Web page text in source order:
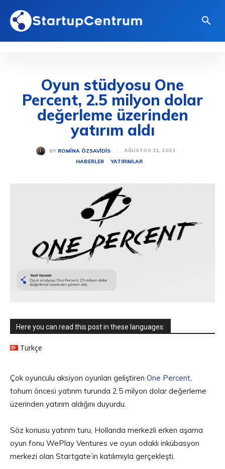
Oyun stüdyosu One
Percent, 2.5 milyon dolar
değerleme üzerinden
yatırım aldı
BY ROMINA ÖZSAVIDIS
AĞUSTOS 31, 2023
HABERLER
YATIRIMLAR
Here you can read this post in these languages:
Türkçe
Çok oyunculu aksiyon oyunları geliştiren One Percent
tohum öncesi yatırım turunda 2.5 milyon dolar değerleme
üzerinden yatırım aldığını duyurdu.
Söz konusu yatırım turu, Hollanda merkezli erken aşama
oyun fonu WePlay Ventures ve oyun odaklı inkübasyon
merkezi olan Startgate’in katılımıyla gerçekleşti.